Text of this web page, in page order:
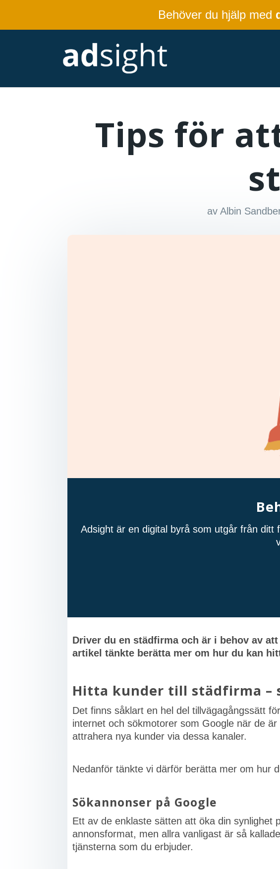
Behöver du hjälp med
Tips för
av Albin
Adsight är en digital byrå som utgår från
Driver du en städfirma och är i behov av
artikel tänkte berätta mer om hur du kan
Hitta kunder till städfirma –
Det finns såklart en hel del tillvägagångssätt
internet och sökmotorer som Google när de
attrahera nya kunder via dessa kanaler.
Nedanför tänkte vi därför berätta mer om hur
Sökannonser på Google
Ett av de enklaste sätten att öka din synlighet
annonsformat, men allra vanligast är så
tjänsterna som du erbjuder.